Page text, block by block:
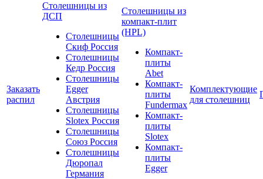
Заказать
распил
Столешницы из
ДСП
Столешницы
Скиф Россия
Столешницы
Кедр Россия
Столешницы
Egger
Австрия
Столешницы
Slotex Россия
Столешницы
Союз Россия
Столешницы
Дюропал
Германия
Столешницы из
компакт-плит
(HPL)
Компакт-
плиты
Abet
Компакт-
плиты
Fundermax
Компакт-
плиты
Slotex
Компакт-
плиты
Egger
Комплектующие
для столешниц